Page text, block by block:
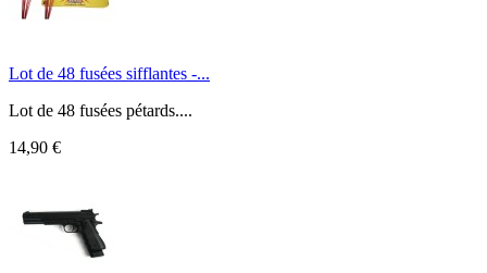
Lot de 48 fusées sifflantes -...
Lot de 48 fusées pétards....
14,90 €